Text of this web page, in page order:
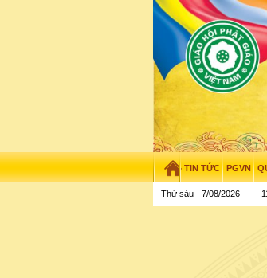
TIN TỨC PGVN
Thứ sáu - 7/08/2026 – 11